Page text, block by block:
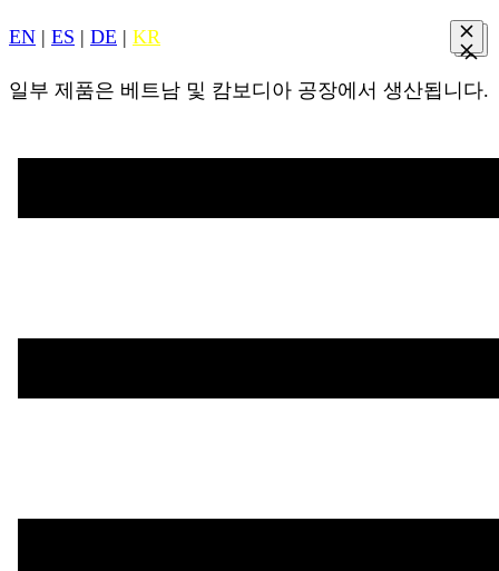
EN | ES | DE | KR
일부 제품은 베트남 및 캄보디아 공장에서 생산됩니다.